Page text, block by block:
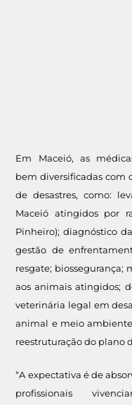
Em Maceió, as
bem diversificadas com
de desastres, como:
Maceió atingidos por
Pinheiro); diagnóstico
gestão de
resgate; biossegurança;
aos animais atingidos;
veterinária legal em
animal e meio
reestruturação do plano
“A expectativa é de
profissionais